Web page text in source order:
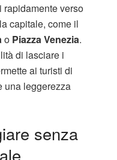
verso
capitale, come il
o Piazza Venezia.
di lasciare i
ai turisti di
una leggerezza
senza